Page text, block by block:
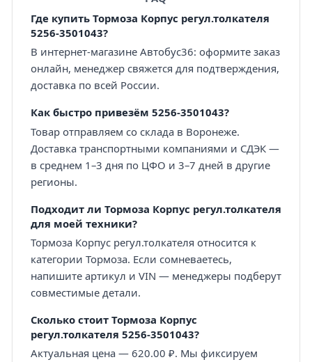
Где купить Тормоза Корпус регул.толкателя
5256-3501043?
В интернет-магазине Автобус36: оформите заказ
онлайн, менеджер свяжется для подтверждения,
доставка по всей России.
Как быстро привезём 5256-3501043?
Товар отправляем со склада в Воронеже.
Доставка транспортными компаниями и СДЭК —
в среднем 1–3 дня по ЦФО и 3–7 дней в другие
регионы.
Подходит ли Тормоза Корпус регул.толкателя
для моей техники?
Тормоза Корпус регул.толкателя относится к
категории Тормоза. Если сомневаетесь,
напишите артикул и VIN — менеджеры подберут
совместимые детали.
Сколько стоит Тормоза Корпус
регул.толкателя 5256-3501043?
Актуальная цена — 620.00 ₽. Мы фиксируем